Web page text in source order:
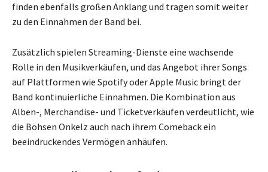
finden ebenfalls großen Anklang und tragen somit weiter
zu den Einnahmen der Band bei.
Zusätzlich spielen Streaming-Dienste eine wachsende
Rolle in den Musikverkäufen, und das Angebot ihrer Songs
auf Plattformen wie Spotify oder Apple Music bringt der
Band kontinuierliche Einnahmen. Die Kombination aus
Alben-, Merchandise- und Ticketverkäufen verdeutlicht, wie
die Böhsen Onkelz auch nach ihrem Comeback ein
beeindruckendes Vermögen anhäufen.